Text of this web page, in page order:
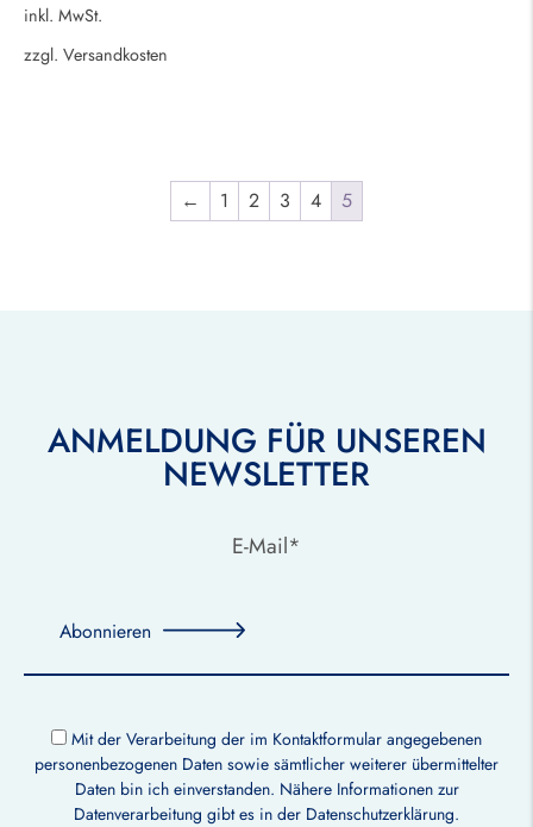
inkl. MwSt.
zzgl. Versandkosten
← 1 2 3 4 5
ANMELDUNG FÜR UNSEREN
NEWSLETTER
Abonnieren
Mit der Verarbeitung der im Kontaktformular angegebenen
personenbezogenen Daten sowie sämtlicher weiterer übermittelter
Daten bin ich einverstanden. Nähere Informationen zur
Datenverarbeitung gibt es in der Datenschutzerklärung.